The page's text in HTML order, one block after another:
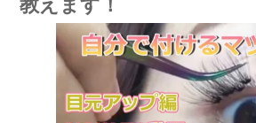
教えます！